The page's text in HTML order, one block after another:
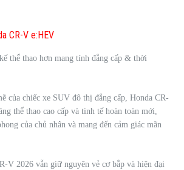
CR-V e:HEV
thể thao hơn mang tính đẳng cấp & thời
của chiếc xe SUV đô thị đẳng cấp, Honda CR-
thể thao cao cấp và tinh tế hoàn toàn mới,
của chủ nhân và mang đến cảm giác mãn
V 2026 vẫn giữ nguyên vẻ cơ bắp và hiện đại